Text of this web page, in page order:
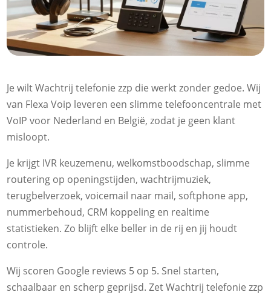
Je wilt Wachtrij telefonie zzp die werkt zonder gedoe.​ Wij
van Flexa Voip leveren een slimme telefooncentrale met
VoIP voor Nederland en België, zodat je geen klant
misloopt.​
Je krijgt IVR keuzemenu, welkomstboodschap, slimme
routering op openingstijden, wachtrijmuziek,
terugbelverzoek, voicemail naar mail, softphone app,
nummerbehoud, CRM koppeling en realtime
statistieken.​ Zo blijft elke beller in de rij en jij houdt
controle.​
Wij scoren Google reviews 5 op 5.​ Snel starten,
schaalbaar en scherp geprijsd.​ Zet Wachtrij telefonie zzp